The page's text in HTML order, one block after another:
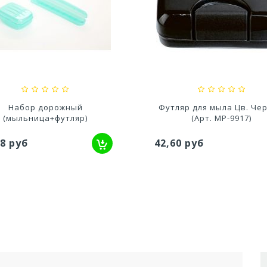
Кресло Palermo
570x630x780мм
Комплект садовой
Holiday L (2кресла...
17 785,37 руб
для мыла Цв. Черный
(Арт. МР-9917)
руб
Футляр для мыла Цв.
Прозрачный (Арт. МР-
42,60 руб